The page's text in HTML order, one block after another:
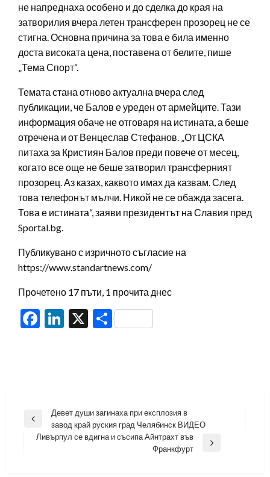
не напреднаха особено и до сделка до края на
затворилия вчера летен трансферен прозорец не се
стигна. Основна причина за това е била именно
доста високата цена, поставена от белите, пише
„Тема Спорт“.
Темата стана отново актуална вчера след
публикации, че Балов е уреден от армейците. Тази
информация обаче не отговаря на истината, а беше
отречена и от Венцеслав Стефанов. „От ЦСКА
питаха за Кристиян Балов преди повече от месец,
когато все още не беше затворил трансферният
прозорец. Аз казах, каквото имах да казвам. След
това телефонът мълчи. Никой не се обажда засега.
Това е истината“, заяви президентът на Славия пред
Sportal.bg.
Публикувано с изричното съгласие на
https://www.standartnews.com/
Прочетено 17 пъти, 1 прочита днес
Facebook
LinkedIn
X Share
Навигация
Previous
Post
Девет души загинаха при експлозия в
завод край руския град Челябинск ВИДЕО
Ливърпул се вдигна и съсипа Айнтрахт във
Франкфурт